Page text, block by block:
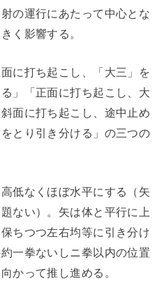
の運行にあたって中心とな
く影響する。
に打ち起こし、「大三」を
」「正面に打ち起こし、大
面に打ち起こし、途中止め
とり引き分ける」の三つの
低なくほぼ水平にする（矢
ない）。矢は体と平行に上
ちつつ左右均等に引き分け
一拳ないしニ拳以内の位置
かって推し進める。